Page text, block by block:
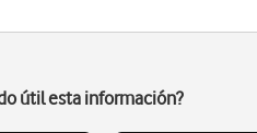
útil esta información?